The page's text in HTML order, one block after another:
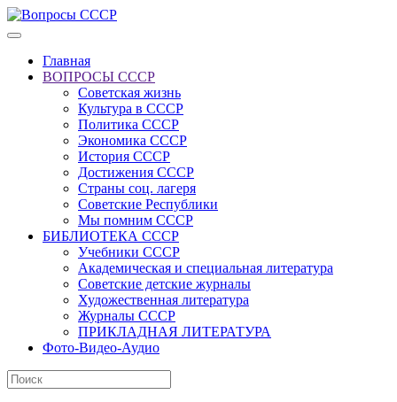
Главная
ВОПРОСЫ СССР
Советская жизнь
Культура в СССР
Политика СССР
Экономика СССР
История СССР
Достижения СССР
Страны соц. лагеря
Советские Республики
Мы помним СССР
БИБЛИОТЕКА СССР
Учебники СССР
Академическая и специальная литература
Советские детские журналы
Художественная литература
Журналы СССР
ПРИКЛАДНАЯ ЛИТЕРАТУРА
Фото-Видео-Аудио